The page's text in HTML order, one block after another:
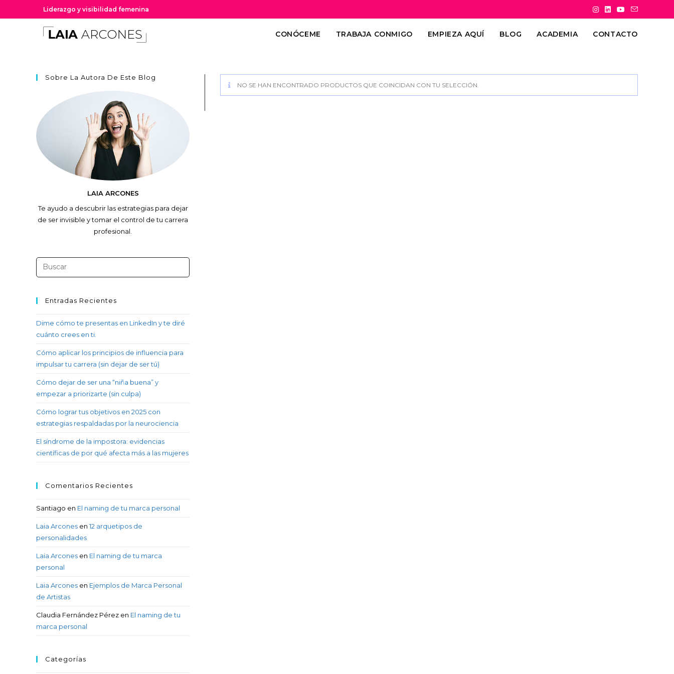
Liderazgo y visibilidad femenina
CONÓCEME TRABAJA CONMIGO EMPIEZA AQUÍ BLOG ACADEMIA CONTACTO
NO SE HAN ENCONTRADO PRODUCTOS QUE COINCIDAN CON TU SELECCIÓN.
Sobre La Autora De Este Blog
LAIA ARCONES
Te ayudo a descubrir las estrategias para dejar
de ser invisible y tomar el control de tu carrera
profesional.
Entradas Recientes
Dime cómo te presentas en LinkedIn y te diré
cuánto crees en ti.
Cómo aplicar los principios de influencia para
impulsar tu carrera (sin dejar de ser tú)
Cómo dejar de ser una “niña buena” y
empezar a priorizarte (sin culpa)
Cómo lograr tus objetivos en 2025 con
estrategias respaldadas por la neurociencia
El síndrome de la impostora: evidencias
científicas de por qué afecta más a las mujeres
Comentarios Recientes
Santiago en El naming de tu marca personal
Laia Arcones en 12 arquetipos de
personalidades
Laia Arcones en El naming de tu marca
personal
Laia Arcones en Ejemplos de Marca Personal
de Artistas
Claudia Fernández Pérez en El naming de tu
marca personal
Categorías